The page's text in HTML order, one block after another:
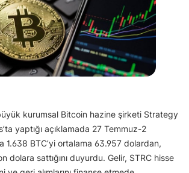
kurumsal Bitcoin hazine şirketi Strategy
yaptığı açıklamada 27 Temmuz-2
1.638 BTC’yi ortalama 63.957 dolardan,
dolara sattığını duyurdu. Gelir, STRC hisse